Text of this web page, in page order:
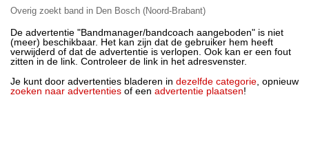
Overig zoekt band in Den Bosch (Noord-Brabant)
De advertentie "Bandmanager/bandcoach aangeboden" is niet
(meer) beschikbaar. Het kan zijn dat de gebruiker hem heeft
verwijderd of dat de advertentie is verlopen. Ook kan er een fout
zitten in de link. Controleer de link in het adresvenster.
Je kunt door advertenties bladeren in dezelfde categorie , opnieuw
zoeken naar advertenties of een advertentie plaatsen!